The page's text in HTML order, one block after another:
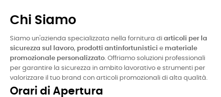
Chi Siamo
Siamo un'azienda specializzata nella fornitura di articoli per la
sicurezza sul lavoro, prodotti antinfortunistici e materiale
promozionale personalizzato. Offriamo soluzioni professionali
per garantire la sicurezza in ambito lavorativo e strumenti per
valorizzare il tuo brand con articoli promozionali di alta qualità.
Orari di Apertura